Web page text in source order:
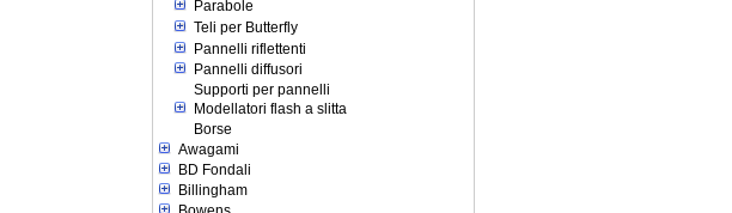
Parabole
Teli per Butterfly
Pannelli riflettenti
Pannelli diffusori
Supporti per pannelli
Modellatori flash a slitta
Borse
Awagami
BD Fondali
Billingham